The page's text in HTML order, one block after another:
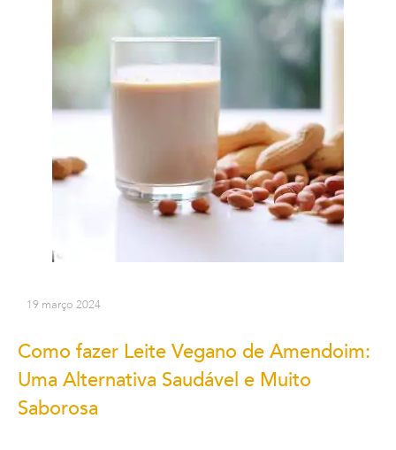
19 março 2024
Como fazer Leite Vegano de Amendoim:
Uma Alternativa Saudável e Muito
Saborosa